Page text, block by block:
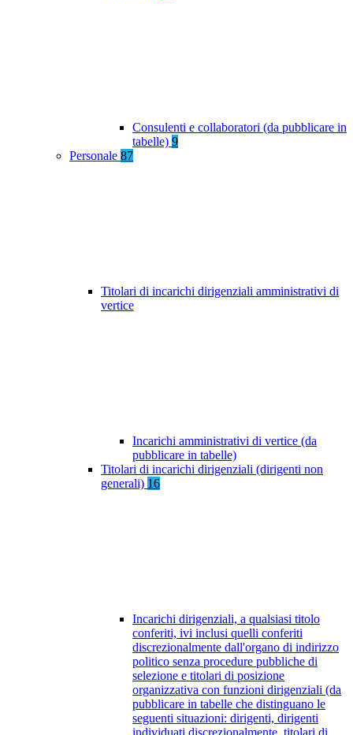
Consulenti e collaboratori (da pubblicare in
tabelle) 9
Personale 87
Titolari di incarichi dirigenziali amministrativi di
vertice
Incarichi amministrativi di vertice (da
pubblicare in tabelle)
Titolari di incarichi dirigenziali (dirigenti non
generali) 16
Incarichi dirigenziali, a qualsiasi titolo
conferiti, ivi inclusi quelli conferiti
discrezionalmente dall'organo di indirizzo
politico senza procedure pubbliche di
selezione e titolari di posizione
organizzativa con funzioni dirigenziali (da
pubblicare in tabelle che distinguano le
seguenti situazioni: dirigenti, dirigenti